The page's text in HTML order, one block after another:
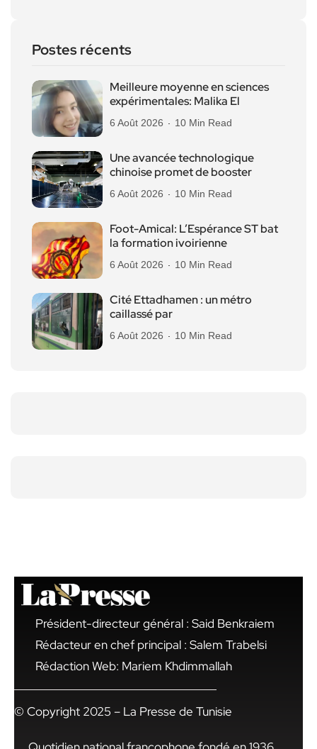
Postes récents
Meilleure moyenne en sciences
expérimentales: Malika El
6 Août 2026 10 Min Read
Une avancée technologique
chinoise promet de booster
6 Août 2026 10 Min Read
Foot-Amical: L’Espérance ST bat
la formation ivoirienne
6 Août 2026 10 Min Read
Cité Ettadhamen : un métro
caillassé par
6 Août 2026 10 Min Read
Président-directeur général : Said Benkraiem
Rédacteur en chef principal : Salem Trabelsi
Rédaction Web: Mariem Khdimmallah
© Copyright 2025 – La Presse de Tunisie